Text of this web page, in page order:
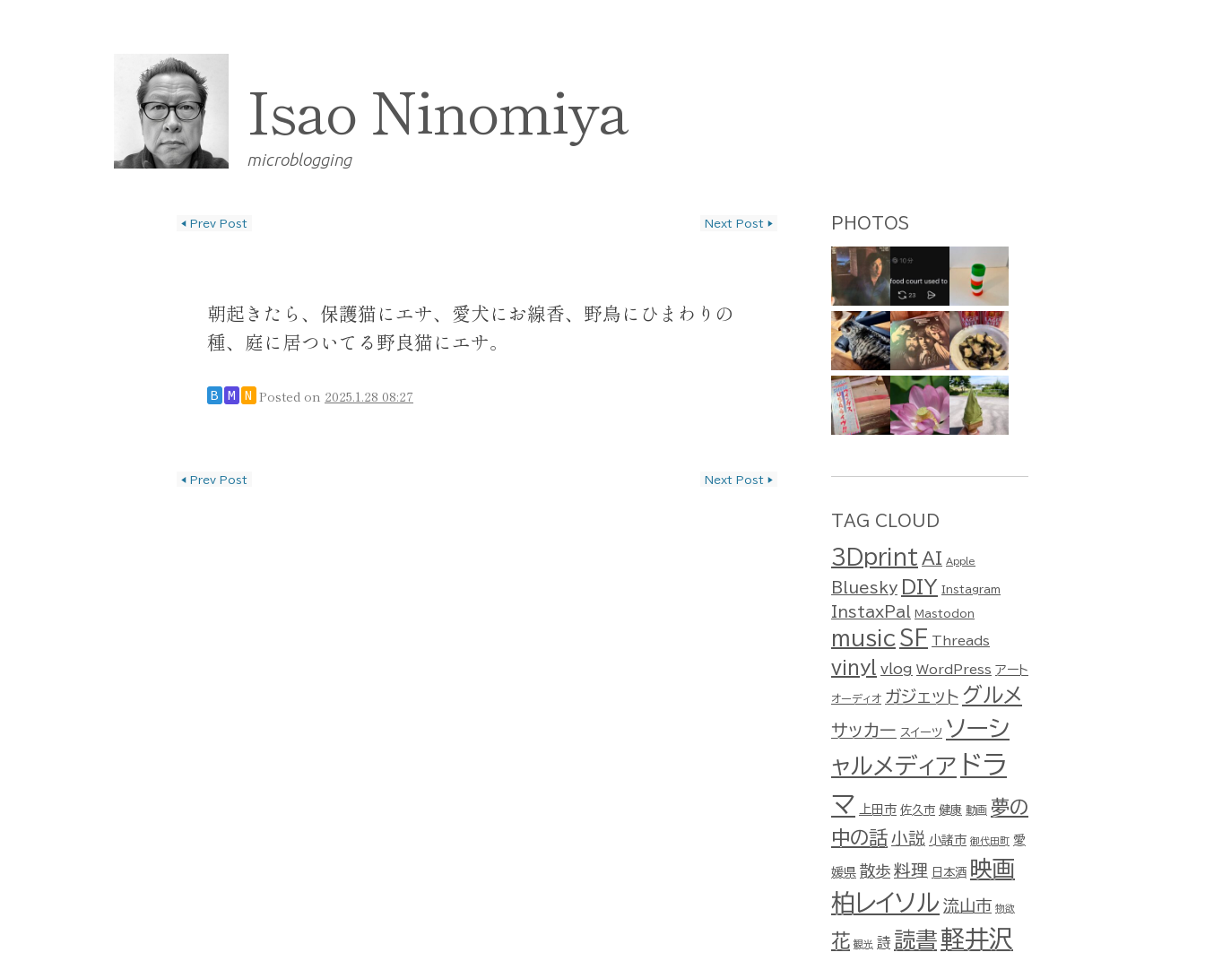
Isao Ninomiya
microblogging
◀ Prev Post Next Post ▶
朝起きたら、保護猫にエサ、愛犬にお線香、野鳥にひまわりの
種、庭に居ついてる野良猫にエサ。
B M N Posted on 2025.1.28 08:27
投稿ナビゲーション
◀ Prev Post Next Post ▶
PHOTOS
TAG CLOUD
3Dprint AI Apple
Bluesky DIY Instagram
InstaxPal Mastodon
music SF Threads
vinyl vlog WordPress アート
オーディオ ガジェット グルメ
サッカー スイーツ ソーシ
ャルメディア ドラ
マ
上田市 佐久市 健康 動画 夢の
中の話 小説 小諸市 御代田町 愛
媛県 散歩 料理 日本酒 映画
柏レイソル 流山市 物欲
花 観光 詩 読書軽井沢